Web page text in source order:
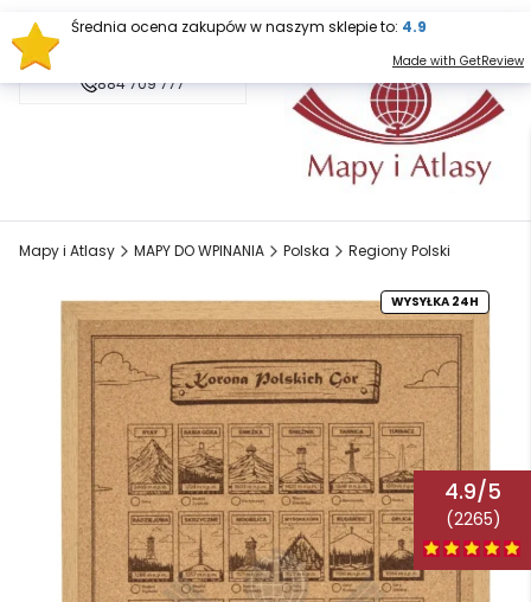
sklep@mapy.net.pl
884 709 777
Mapy i Atlasy MAPY DO WPINANIA Polska Regiony Polski
WYSYŁKA 24H
4.9/5
(2265)